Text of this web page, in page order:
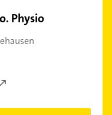
Physio